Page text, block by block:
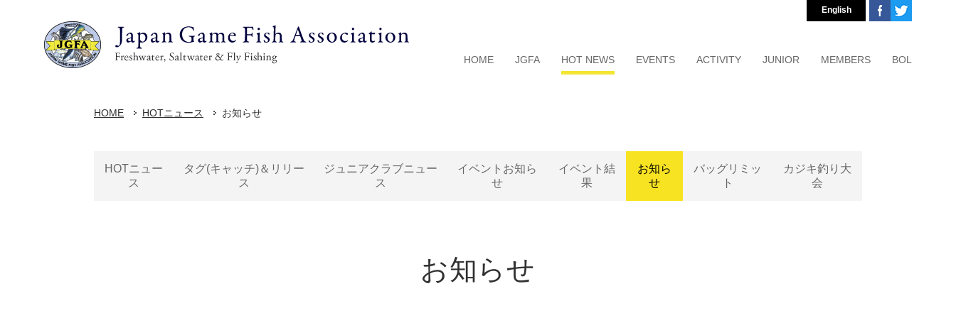
HOME JGFA HOT NEWS EVENTS ACTIVITY JUNIOR MEMBERS BOL
English
HOME HOTニュース お知らせ
HOTニュー
ス
タグ(キャッチ)＆リリー
ス
ジュニアクラブニュー
ス
イベントお知ら
せ
イベント結
果
お知ら
せ
バッグリミッ
ト
カジキ釣り大
会
お知らせ